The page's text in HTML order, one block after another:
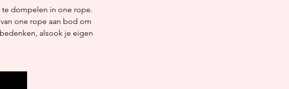
te dompelen in one rope.
one rope aan bod om
alsook je eigen